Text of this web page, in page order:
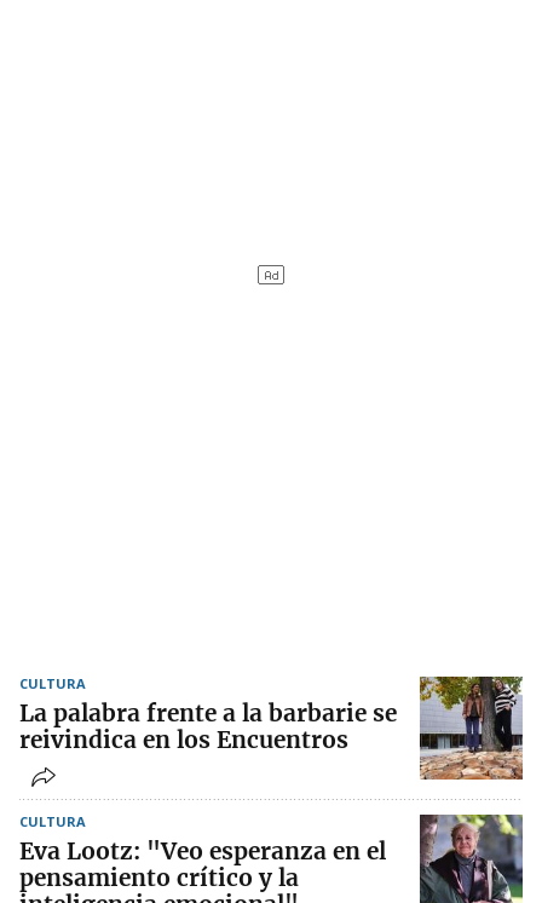
CULTURA
La palabra frente a la barbarie se
reivindica en los Encuentros
CULTURA
Eva Lootz: "Veo esperanza en el
pensamiento crítico y la